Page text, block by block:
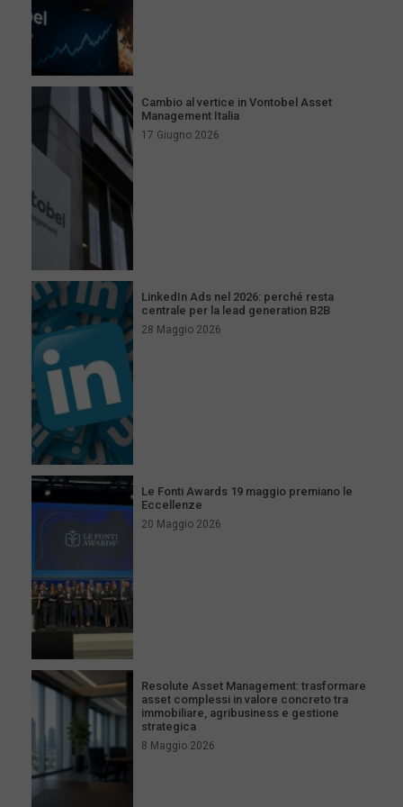
Cambio al vertice in Vontobel Asset
Management Italia
17 Giugno 2026
LinkedIn Ads nel 2026: perché resta
centrale per la lead generation B2B
28 Maggio 2026
Le Fonti Awards 19 maggio premiano le
Eccellenze
20 Maggio 2026
Resolute Asset Management: trasformare
asset complessi in valore concreto tra
immobiliare, agribusiness e gestione
strategica
8 Maggio 2026